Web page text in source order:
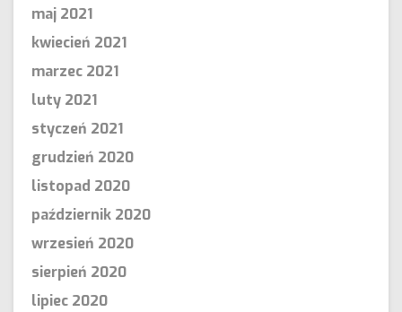
maj 2021
kwiecień 2021
marzec 2021
luty 2021
styczeń 2021
grudzień 2020
listopad 2020
październik 2020
wrzesień 2020
sierpień 2020
lipiec 2020